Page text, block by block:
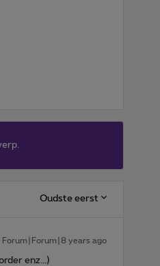
Oudste eerst
Forum|Forum|8 years ago
enz...)